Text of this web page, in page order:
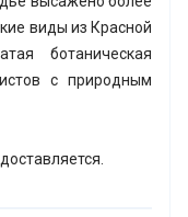
виды из Красной
ботаническая
с природным